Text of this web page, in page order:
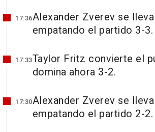
17:36Alexander Zverev se
empatando el partido 3-3.
17:33Taylor Fritz convierte el
domina ahora 3-2.
17:30Alexander Zverev se
empatando el partido 2-2.